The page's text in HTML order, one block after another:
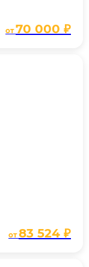
от70 000 ₽
от83 524 ₽